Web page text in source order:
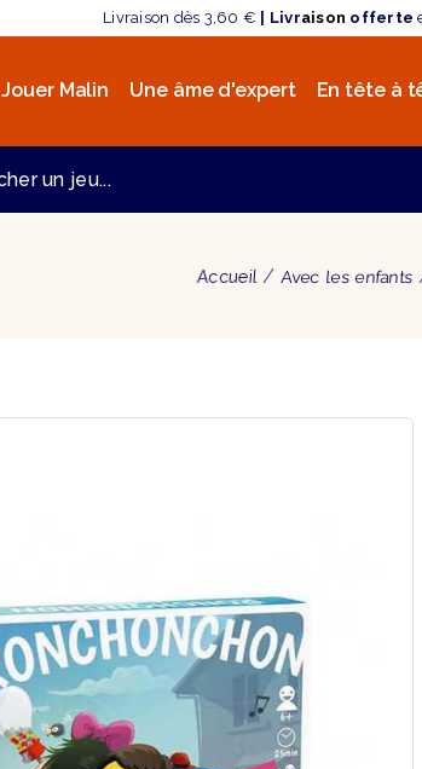
Livraison dès 3,60 € | Livraison offerte
Jouer Malin Une âme d'expert En tête à
Accueil Avec les enfants